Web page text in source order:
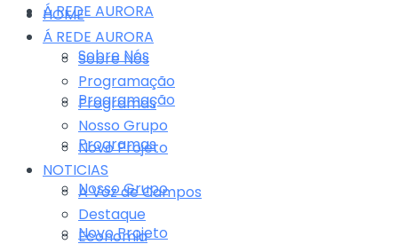
Á REDE AURORA
Sobre Nós
Programação
Programas
Nosso Grupo
Novo Projeto
HOME
Á REDE AURORA
Sobre Nós
Programação
Programas
Nosso Grupo
Novo Projeto
NOTICIAS
A Voz de Campos
Destaque
Economia